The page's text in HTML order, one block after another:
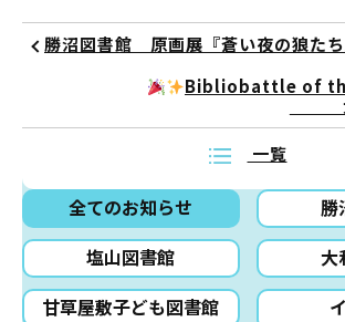
全てのお知らせ
勝
塩山図書館
大
甘草屋敷子ども図書館
勝沼図書館 原画展『蒼い夜の狼たち
Bibliobattle of
大
一覧
図書館のおしごと
おはなし会
かい